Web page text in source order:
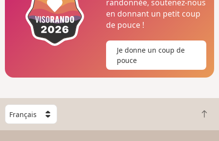
randonnée, soutenez-nous
en donnant un petit coup
de pouce !
Je donne un coup de
pouce
C
h
o
R
e